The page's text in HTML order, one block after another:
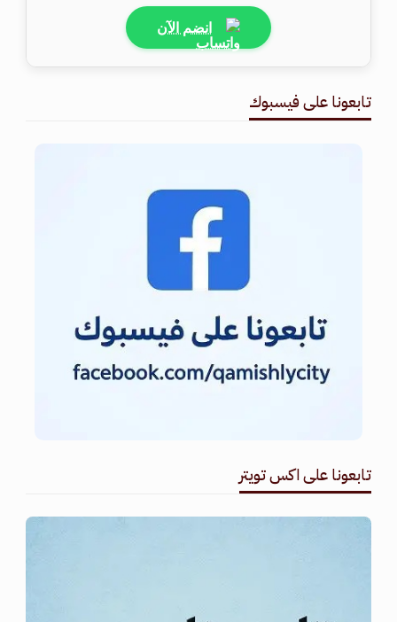
انضم الآن
تابعونا على فيسبوك
تابعونا على اكس تويتر